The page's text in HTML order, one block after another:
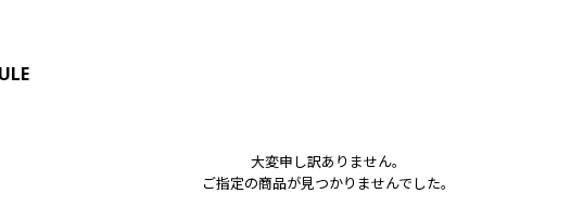
大変申し訳ありません。
ご指定の商品が見つかりませんでした。